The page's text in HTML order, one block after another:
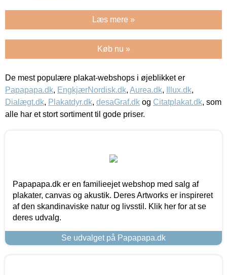
Læs mere »
Køb nu »
De mest populære plakat-webshops i øjeblikket er
Papapapa.dk, EngkjærNordisk.dk, Aurea.dk, Illux.dk,
Dialægt.dk, Plakatdyr.dk, desaGraf.dk og Citatplakat.dk, som
alle har et stort sortiment til gode priser.
Papapapa.dk er en familieejet webshop med salg af
plakater, canvas og akustik. Deres Artworks er inspireret
af den skandinaviske natur og livsstil. Klik her for at se
deres udvalg.
Se udvalget på Papapapa.dk